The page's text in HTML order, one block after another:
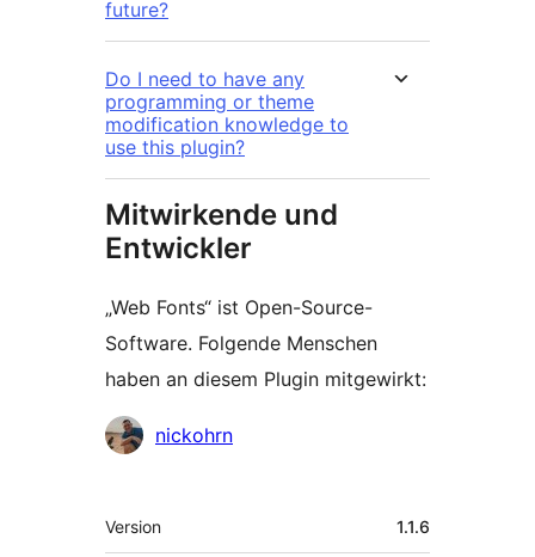
future?
Do I need to have any
programming or theme
modification knowledge to
use this plugin?
Mitwirkende und
Entwickler
„Web Fonts“ ist Open-Source-
Software. Folgende Menschen
haben an diesem Plugin mitgewirkt:
Mitwirkende
nickohrn
Meta
Version 1.1.6